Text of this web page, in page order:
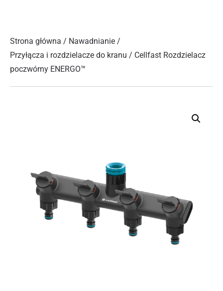
Strona główna / Nawadnianie /
Przyłącza i rozdzielacze do kranu / Cellfast Rozdzielacz
poczwórny ENERGO™